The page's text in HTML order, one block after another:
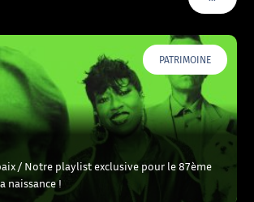
VOIR
PATRIMOINE
/ Notre playlist exclusive pour le 87ème
naissance !